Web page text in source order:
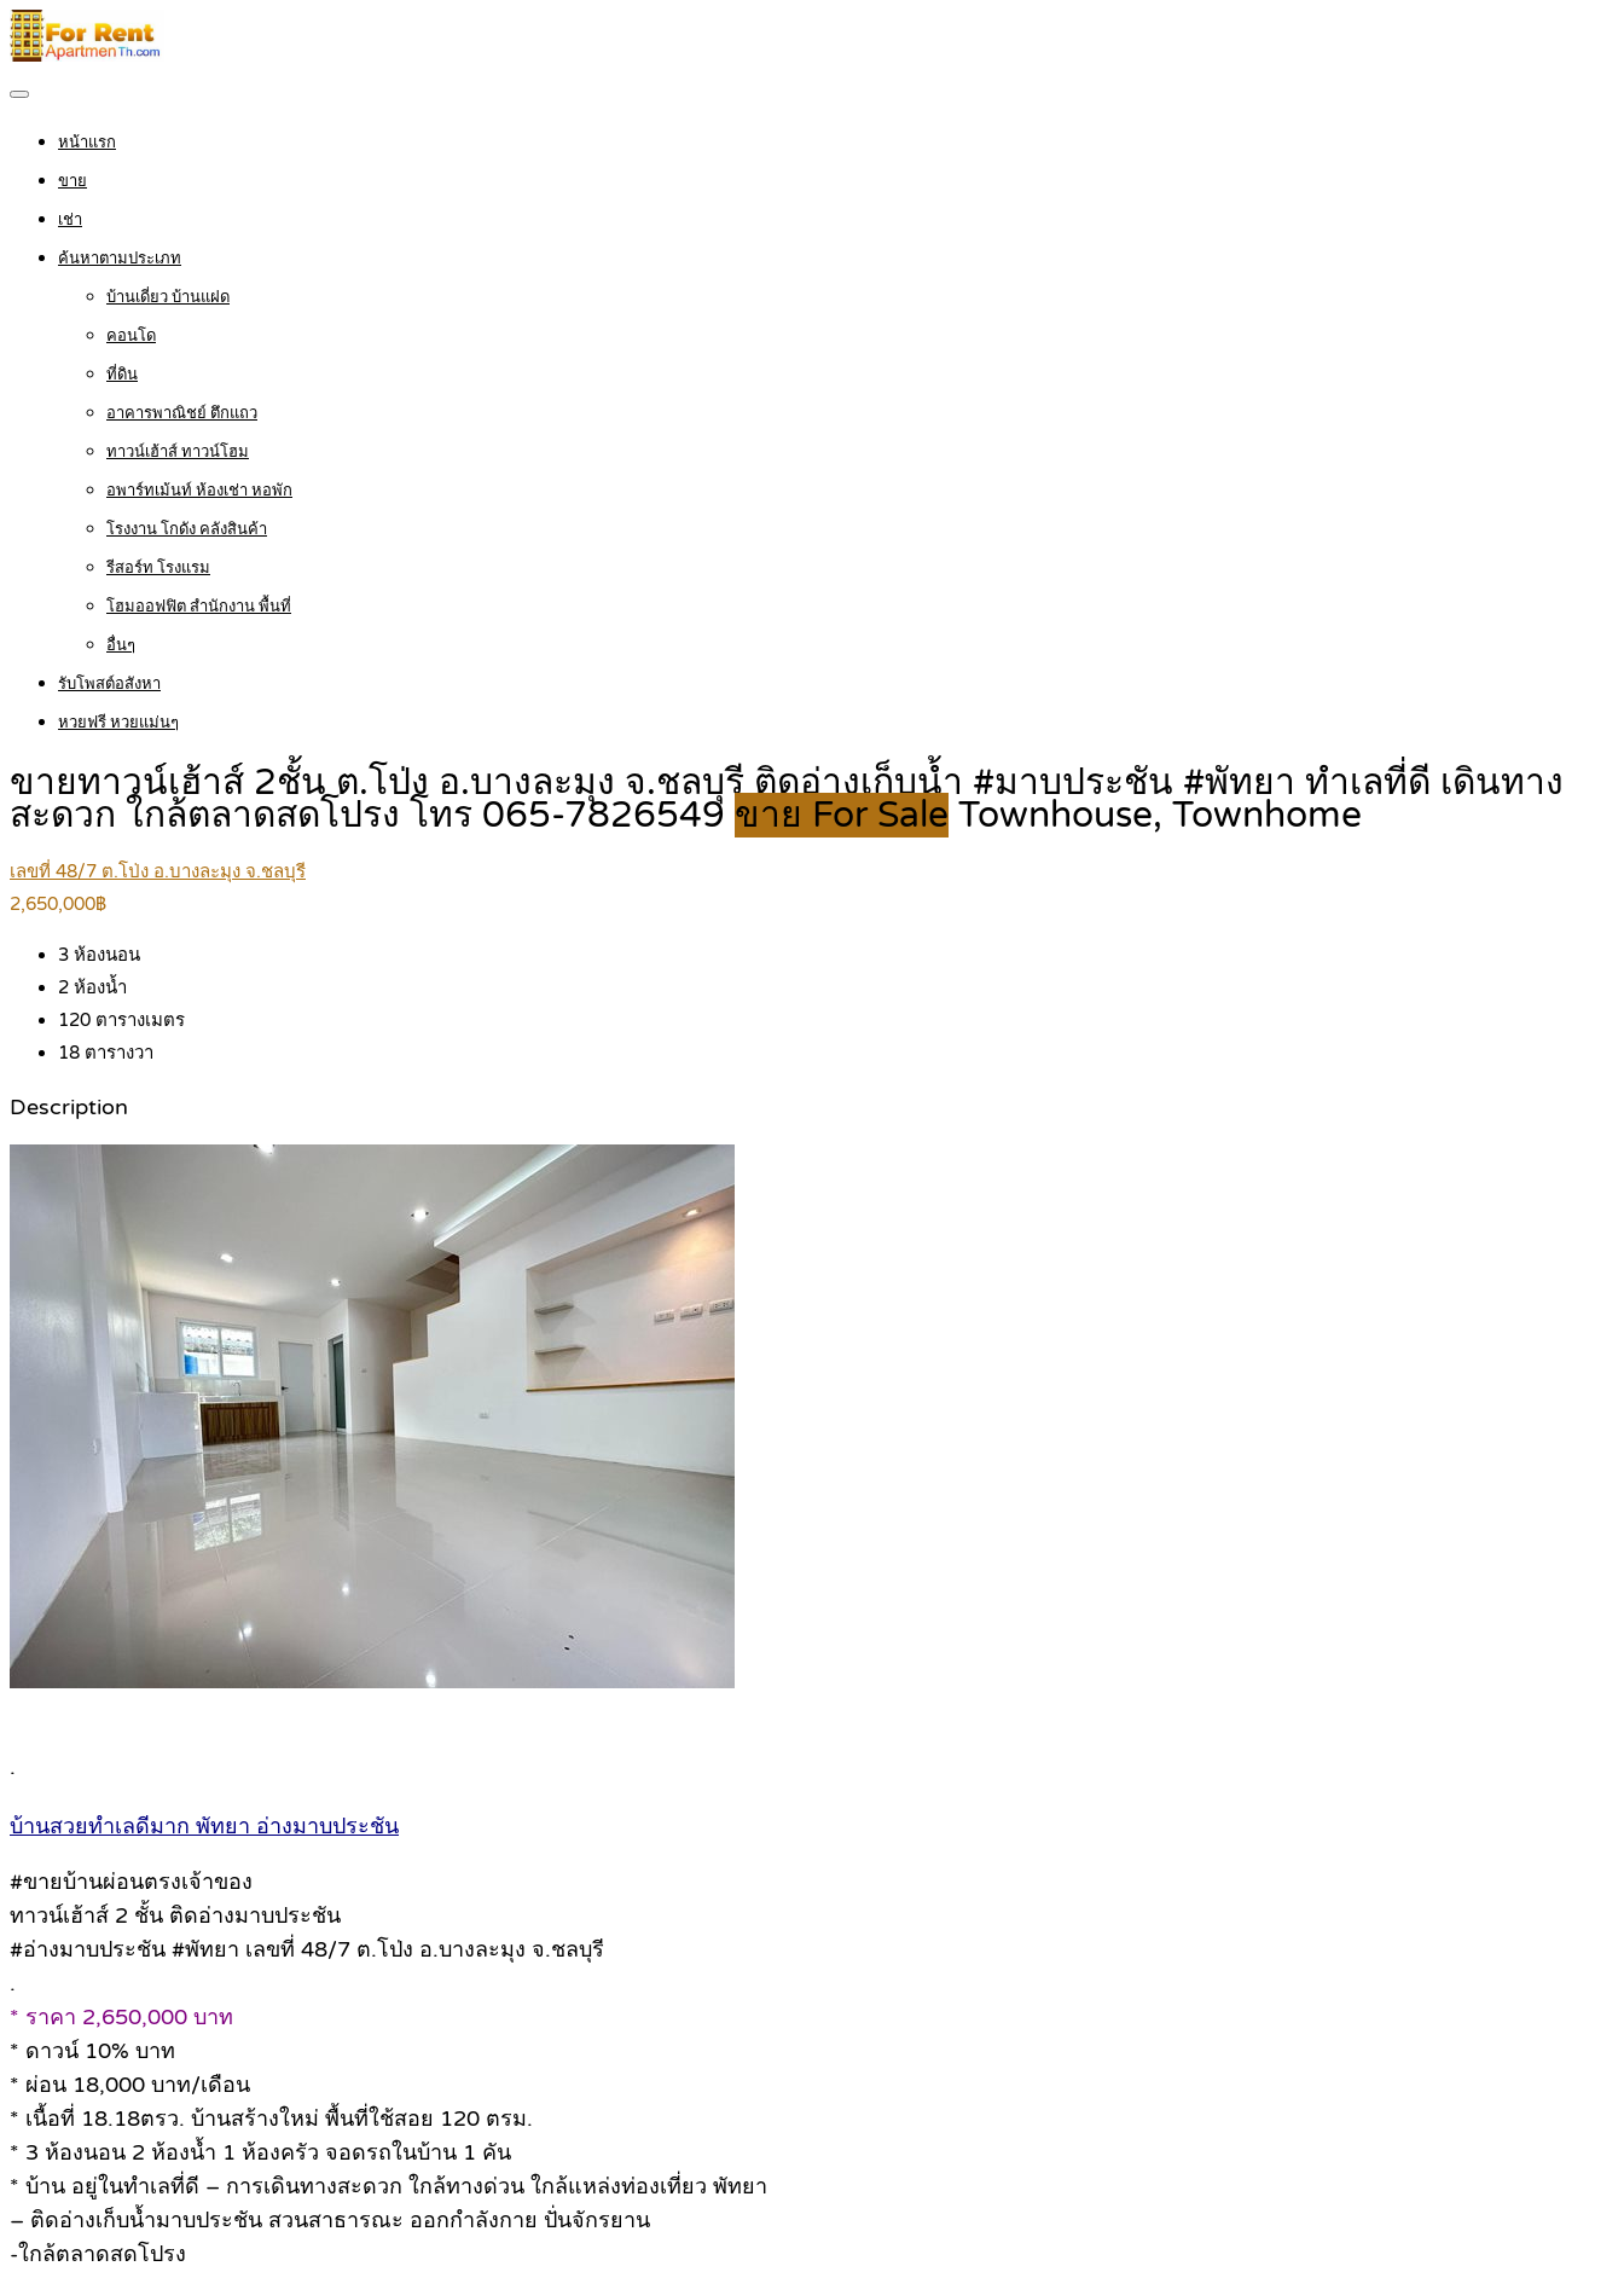
หน้าแรก
ขาย
เช่า
ค้นหาตามประเภท
บ้านเดี่ยว บ้านแฝด
คอนโด
ที่ดิน
อาคารพาณิชย์ ตึกแถว
ทาวน์เฮ้าส์ ทาวน์โฮม
อพาร์ทเม้นท์ ห้องเช่า หอพัก
โรงงาน โกดัง คลังสินค้า
รีสอร์ท โรงแรม
โฮมออฟฟิต สำนักงาน พื้นที่
อื่นๆ
รับโพสต์อสังหา
หวยฟรี หวยแม่นๆ
ขายทาวน์เฮ้าส์ 2ชั้น ต.โป่ง อ.บางละมุง จ.ชลบุรี ติดอ่างเก็บน้ำ #มาบประชัน #พัทยา ทำเลที่ดี เดินทาง
สะดวก ใกล้ตลาดสดโปรง โทร 065-7826549 ขาย For Sale Townhouse, Townhome
เลขที่ 48/7 ต.โป่ง อ.บางละมุง จ.ชลบุรี
2,650,000฿
3 ห้องนอน
2 ห้องน้ำ
120 ตารางเมตร
18 ตารางวา
Description
.
บ้านสวยทำเลดีมาก พัทยา อ่างมาบประชัน
#ขายบ้านผ่อนตรงเจ้าของ
ทาวน์เฮ้าส์ 2 ชั้น ติดอ่างมาบประชัน
#อ่างมาบประชัน #พัทยา เลขที่ 48/7 ต.โป่ง อ.บางละมุง จ.ชลบุรี
.
* ราคา 2,650,000 บาท
* ดาวน์ 10% บาท
* ผ่อน 18,000 บาท/เดือน
* เนื้อที่ 18.18ตรว. บ้านสร้างใหม่ พื้นที่ใช้สอย 120 ตรม.
* 3 ห้องนอน 2 ห้องน้ำ 1 ห้องครัว จอดรถในบ้าน 1 คัน
* บ้าน อยู่ในทำเลที่ดี – การเดินทางสะดวก ใกล้ทางด่วน ใกล้แหล่งท่องเที่ยว พัทยา
– ติดอ่างเก็บน้ำมาบประชัน สวนสาธารณะ ออกกำลังกาย ปั่นจักรยาน
-ใกล้ตลาดสดโปรง